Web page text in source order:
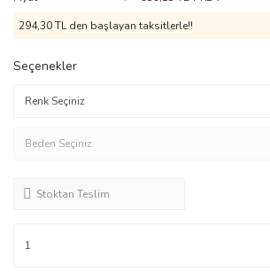
294,30 TL den başlayan taksitlerle!!
Seçenekler
Stoktan Teslim